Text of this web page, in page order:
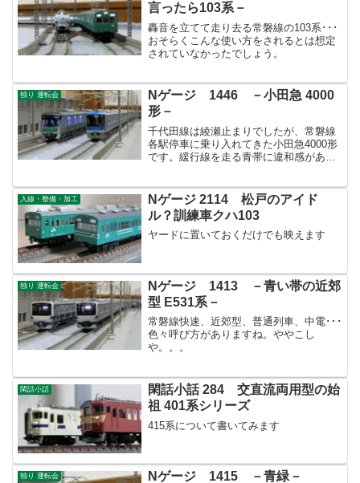
言ったら103系－
轟音を立てて走り去る常磐線の103系･･･
おそらくこんな使い方をされるとは想定
されていなかったでしょう。
独り 運転会
Nゲージ 1446 －小田急 4000
形－
千代田線は綾瀬止まりでしたが、常磐線
各駅停車に乗り入れてきた小田急4000形
です。緩行線を走る青帯に違和感があり
入線・整備・加工
Nゲージ 2114 松戸のアイド
ル？訓練車クハ103
ヤードに置いておくだけでも映えます
独り 運転会
Nゲージ 1413 －青い帯の近郊
型 E531系－
常磐線快速、近郊型、普通列車、中電･･･
色々呼び方がありますね。ややこし
や。。。
閑話小話
閑話小話 284 交直流両用型の始
祖 401系シリーズ
415系について書いてみます
独り 運転会 Nゲージ 1415 －青緑－